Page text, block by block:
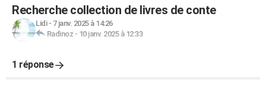
Recherche collection de livres de conte
Lidi- 7 janv. 2025 à 14:26
Radinoz - 10 janv. 2025 à 12:33
1 réponse